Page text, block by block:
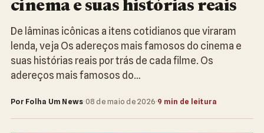
cinema e suas histórias reais
De lâminas icônicas a itens cotidianos que viraram
lenda, veja Os adereços mais famosos do cinema e
suas histórias reais por trás de cada filme. Os
adereços mais famosos do…
Por Folha Um News·08 de maio de 2026·9 min de leitura